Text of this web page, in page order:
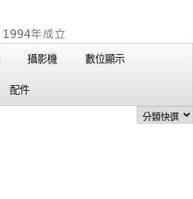
攝影機 數位顯示
配件